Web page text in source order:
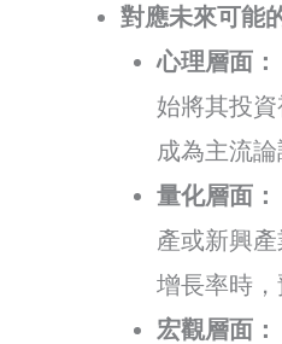
對應未來可能
心理層面：
始將其投
成為主流論
量化層面：
產或新興
增長率時，
宏觀層面：